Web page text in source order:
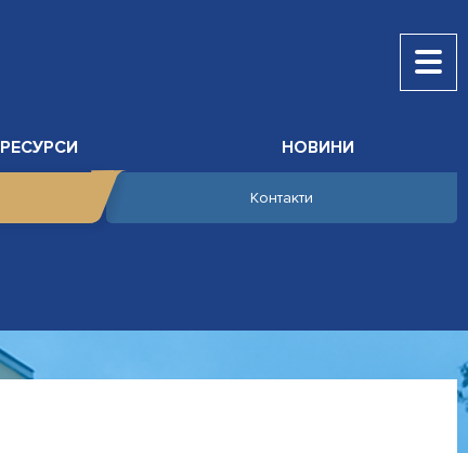
РЕСУРСИ НОВИНИ
Контакти